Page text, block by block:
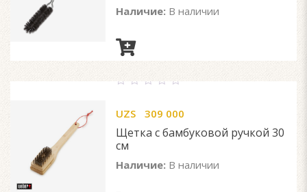
Наличие: В наличии
of
UZS 309 000
Щетка с бамбуковой ручкой 30
см
Наличие: В наличии